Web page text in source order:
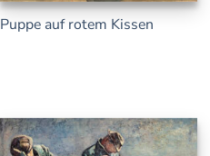
Puppe auf rotem Kissen